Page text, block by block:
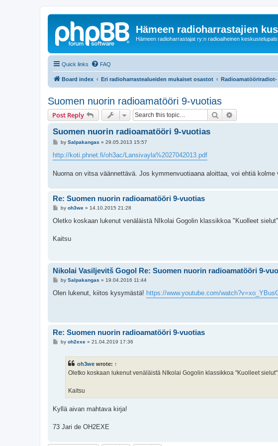
Hämeen radioharrastajien
Hämeen radioharrastajat ry:n radioaiheinen
Quick links FAQ
Board index Eri radioharrastealueiden mukaiset osastot
Suomen nuorin radioamatööri 9-vuotias
Post Reply Search
Suomen nuorin radioamatööri 9-vuotias
P
s
t
by Salpakangas » 29.05.2013 15:57
http://koti.phnet.fi/oh3ac/Lansivayla%2027042013.pdf
Nuorna on vitsa väännettävä. Jos kymmenvuotiaana aloittaa, voi ehtiä
Re: Suomen nuorin radioamatööri 9-vuotias
P
s
by oh3we» 14.10.2015 21:28
Oletko koskaan lukenut venäläistä NIkolai Gogolin klassikkoa "Kuolleet
Kaitsu
Nikolai Vasiljevitš Gogol Re: Suomen nuorin radioamatööri 9-
P
s
by Salpakangas » 19.04.2016 11:44
Olen lukenut, kiitos kysymästä! https://www.youtube.com/
Re: Suomen nuorin radioamatööri 9-vuotias
Pby oh2exe» 21.04.2019 17:36
oh3we wrote: ↑
Oletko koskaan lukenut venäläistä NIkolai Gogolin klassikkoa "Kuolleet
Kaitsu
Kyllä aivan mahtava kirja!
73 Jari de OH2EXE